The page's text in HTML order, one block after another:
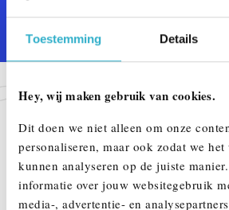
Toestemming Details
Hey, wij maken gebruik van cookies.
Dit doen we niet alleen om onze
personaliseren, maar ook zodat we het
kunnen analyseren op de juiste
informatie over jouw websitegebruik
media-, advertentie- en